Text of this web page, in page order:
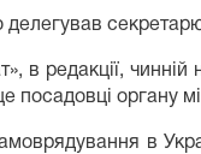
в редакції,
посадовці органу
в